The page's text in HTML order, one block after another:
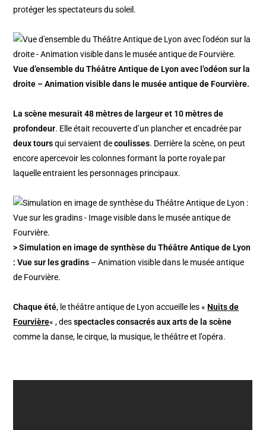
protéger les spectateurs du soleil.
Vue d’ensemble du Théâtre Antique de Lyon avec l’odéon sur la
droite – Animation visible dans le musée antique de Fourvière.
La scène mesurait 48 mètres de largeur et 10 mètres de
profondeur. Elle était recouverte d’un plancher et encadrée par
deux toursqui servaient decoulisses. Derrière la scène, on peut
encore apercevoir les colonnes formant la porte royale par
laquelle entraient les personnages principaux.
> Simulation en image de synthèse du Théâtre Antique de Lyon
: Vue sur les gradins – Animation visible dans le musée antique
de Fourvière.
Chaque été, le théâtre antique de Lyon accueille les « Nuits de
Fourvière« , desspectacles consacrés aux arts de la scène
comme la danse, le cirque, la musique, le théâtre et l’opéra.